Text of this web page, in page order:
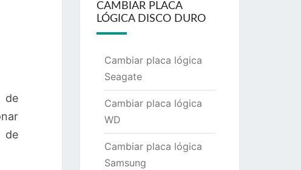
de
CAMBIAR PLACA
LÓGICA DISCO DURO
Cambiar placa lógica
Seagate
Cambiar placa lógica
WD
Cambiar placa lógica
Samsung